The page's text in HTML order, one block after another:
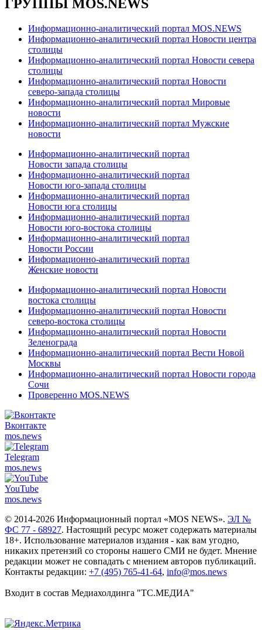
ГРУППЫ MOS.NEWS
Информационно-аналитический портал MOS.NEWS
Информационно-аналитический портал Новости центра
столицы
Информационно-аналитический портал Новости севера
столицы
Информационно-аналитический портал Новости
северо-запада столицы
Информационно-аналитический портал Мировые
новости
Информационно-аналитический портал Мужские
новости
Информационно-аналитический портал
Новости запада столицы
Информационно-аналитический портал
Новости юго-запада столицы
Информационно-аналитический портал
Новости юга столицы
Информационно-аналитический портал
Новости юго-востока столицы
Информационно-аналитический портал
Новости России
Информационно-аналитический портал
Женские новости
Информационно-аналитический портал Новости
востока столицы
Информационно-аналитический портал Новости
северо-востока столицы
Информационно-аналитический портал Новости
Зеленограда
Информационно-аналитический портал Вести Новой
Москвы
Информационно-аналитический портал Новости города
Сочи
Проверенно MOS.NEWS
Вконтакте
mos.news
Telegram
mos.news
YouTube
mos.news
© 2014-2026 Информационный портал «MOS NEWS». ЭЛ №
ФС 77 - 68927. Настоящий ресурс может содержать материалы
18+. Использование материалов издания - как вам угодно,
никаких претензий со стороны нашего СМИ не будет. Мнение
редакции может не совпадать с мнением авторов публикаций.
Контакты редакции: +7 (495) 765-41-64, info@mos.news
Входит в состав Медиахолдинга "ТС.МЕДИА"